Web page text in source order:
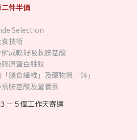
件半價
Selection
技術
成較好吸收胺基酸
原蛋白胜肽
膳食纖維」及礦物質「鋅」
胺基酸及營養素
－５個工作天寄達